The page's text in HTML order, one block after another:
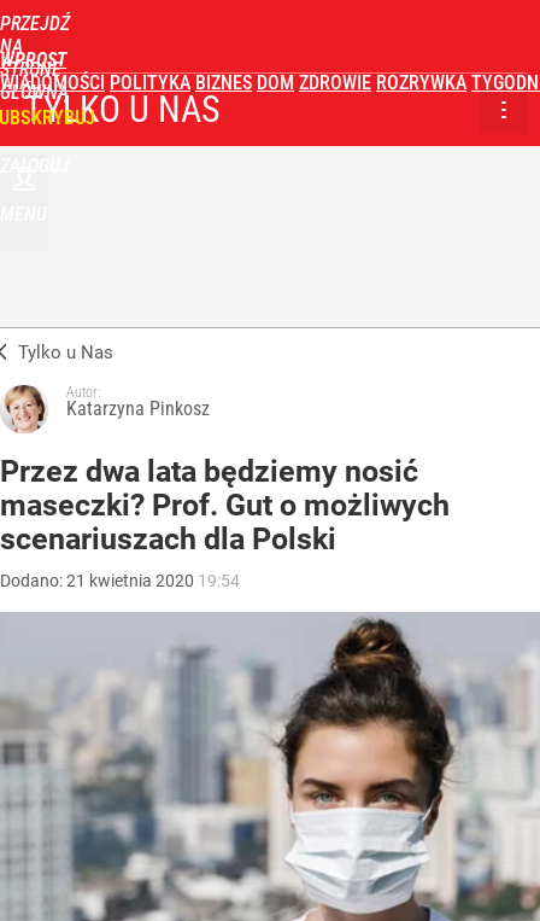
PRZEJDŹ
NA
STRONĘ
GŁÓWNĄ
WPROST
WIADOMOŚCI POLITYKA BIZNES DOM ZDROWIE ROZRYWKA
TYLKO U NAS
Tylko u Nas
Autor:
Katarzyna Pinkosz
Przez dwa lata będziemy nosić
maseczki? Prof. Gut o możliwych
scenariuszach dla Polski
Dodano:21 kwietnia 2020 19:54